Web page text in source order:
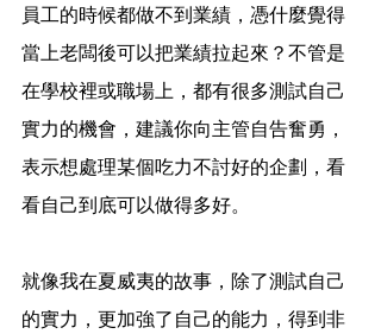
員工的時候都做不到業績，憑什麼覺得
當上老闆後可以把業績拉起來？不管是
在學校裡或職場上，都有很多測試自己
實力的機會，建議你向主管自告奮勇，
表示想處理某個吃力不討好的企劃，看
看自己到底可以做得多好。
就像我在夏威夷的故事，除了測試自己
的實力，更加強了自己的能力，得到非